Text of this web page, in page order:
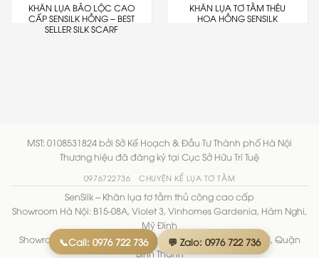
KHĂN LỤA BẢO LỘC CAO
CẤP SENSILK HỒNG – BEST
SELLER SILK SCARF
KHĂN LỤA TƠ TẰM THÊU
HOA HỒNG SENSILK
📞Call: 0976 722 736 💬 Zalo: 0976 722 736
MST: 0108531824 bởi Sở Kế Hoạch & Đầu Tư Thành phố Hà Nội
Thương hiệu đã đăng ký tại Cục Sở Hữu Trí Tuệ
0976722736 CHUYỆN KỂ LỤA TƠ TẰM
SenSilk – Khăn lụa tơ tằm thủ công cao cấp
Showroom Hà Nội: B15-08A, Violet 3, Vinhomes Gardenia, Hàm Nghi,
Mỹ Đình
Showroom TP.HCM: 20/1A1 Nguyễn Thiện Thuật, Phường 14, Quận
Bình Thạnh